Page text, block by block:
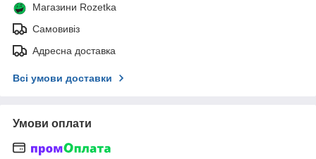
Магазини Rozetka
Самовивіз
Адресна доставка
Всі умови доставки
Умови оплати